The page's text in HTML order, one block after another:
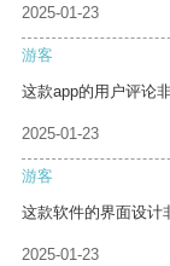
2025-01-23
游客
这款app的用户评论
2025-01-23
游客
这款软件的界面设计
2025-01-23